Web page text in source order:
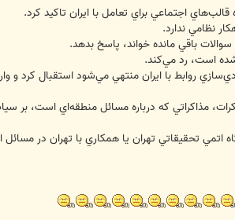
نظامي ندارد.
باقي مانده خواند، پاسخ بدهد.
شده است، رد مي‌كند.
روابط با ايران منتهي مي‌شود استقبال كرد و
مذاكراتي كه درباره مسائل منطقه‌اي است، بر
اتمي تحقيقاتي تهران يا همكاري با تهران در مسائل